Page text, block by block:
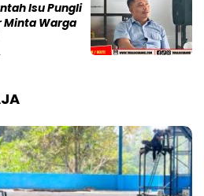
Isu Pungli
Minta Warga